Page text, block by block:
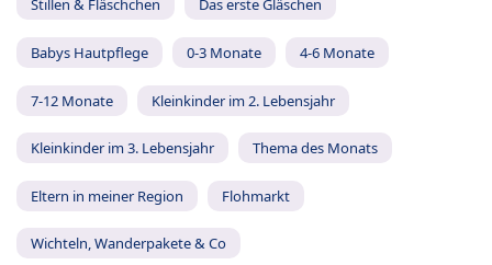
Stillen & Fläschchen Das erste Gläschen
Babys Hautpflege 0-3 Monate 4-6 Monate
7-12 Monate Kleinkinder im 2. Lebensjahr
Kleinkinder im 3. Lebensjahr Thema des Monats
Eltern in meiner Region Flohmarkt
Wichteln, Wanderpakete & Co